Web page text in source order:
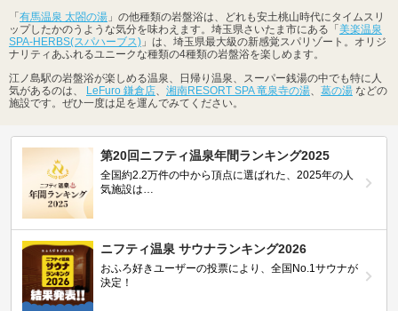
「 有馬温泉 太閤の湯 」の他種類の岩盤浴は、どれも安土桃山時代にタイムスリ
ップしたかのうような気分を味わえます。埼玉県さいたま市にある「 美楽温泉
SPA-HERBS(スパハーブス) 」は、埼玉県最大級の新感覚スパリゾート。オリジ
ナリティあふれるユニークな種類の4種類の岩盤浴を楽しめます。
江ノ島駅の岩盤浴が楽しめる温泉、日帰り温泉、スーパー銭湯の中でも特に人
気があるのは、
LeFuro 鎌倉店、 湘南RESORT SPA 竜泉寺の湯、 葛の湯 などの
施設です。ぜひ一度は足を運んでみてください。
第20回ニフティ温泉年間ランキング2025
全国約2.2万件の中から頂点に選ばれた、2025年の人
気施設は…
ニフティ温泉 サウナランキング2026
おふろ好きユーザーの投票により、全国No.1サウナが
決定！